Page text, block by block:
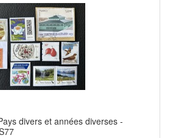
divers et années diverses -